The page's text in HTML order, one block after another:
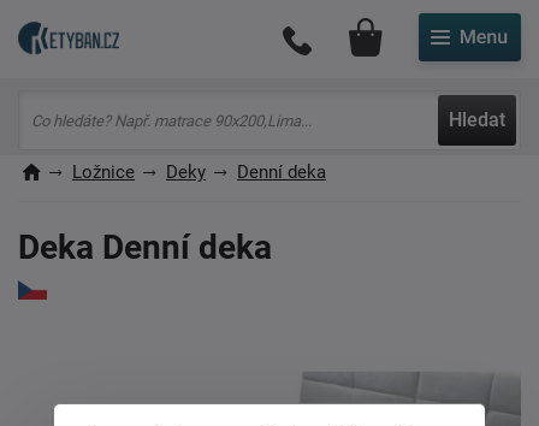
Hledat
Můj účet
Ložnice Deky Denní deka
Deka Denní deka